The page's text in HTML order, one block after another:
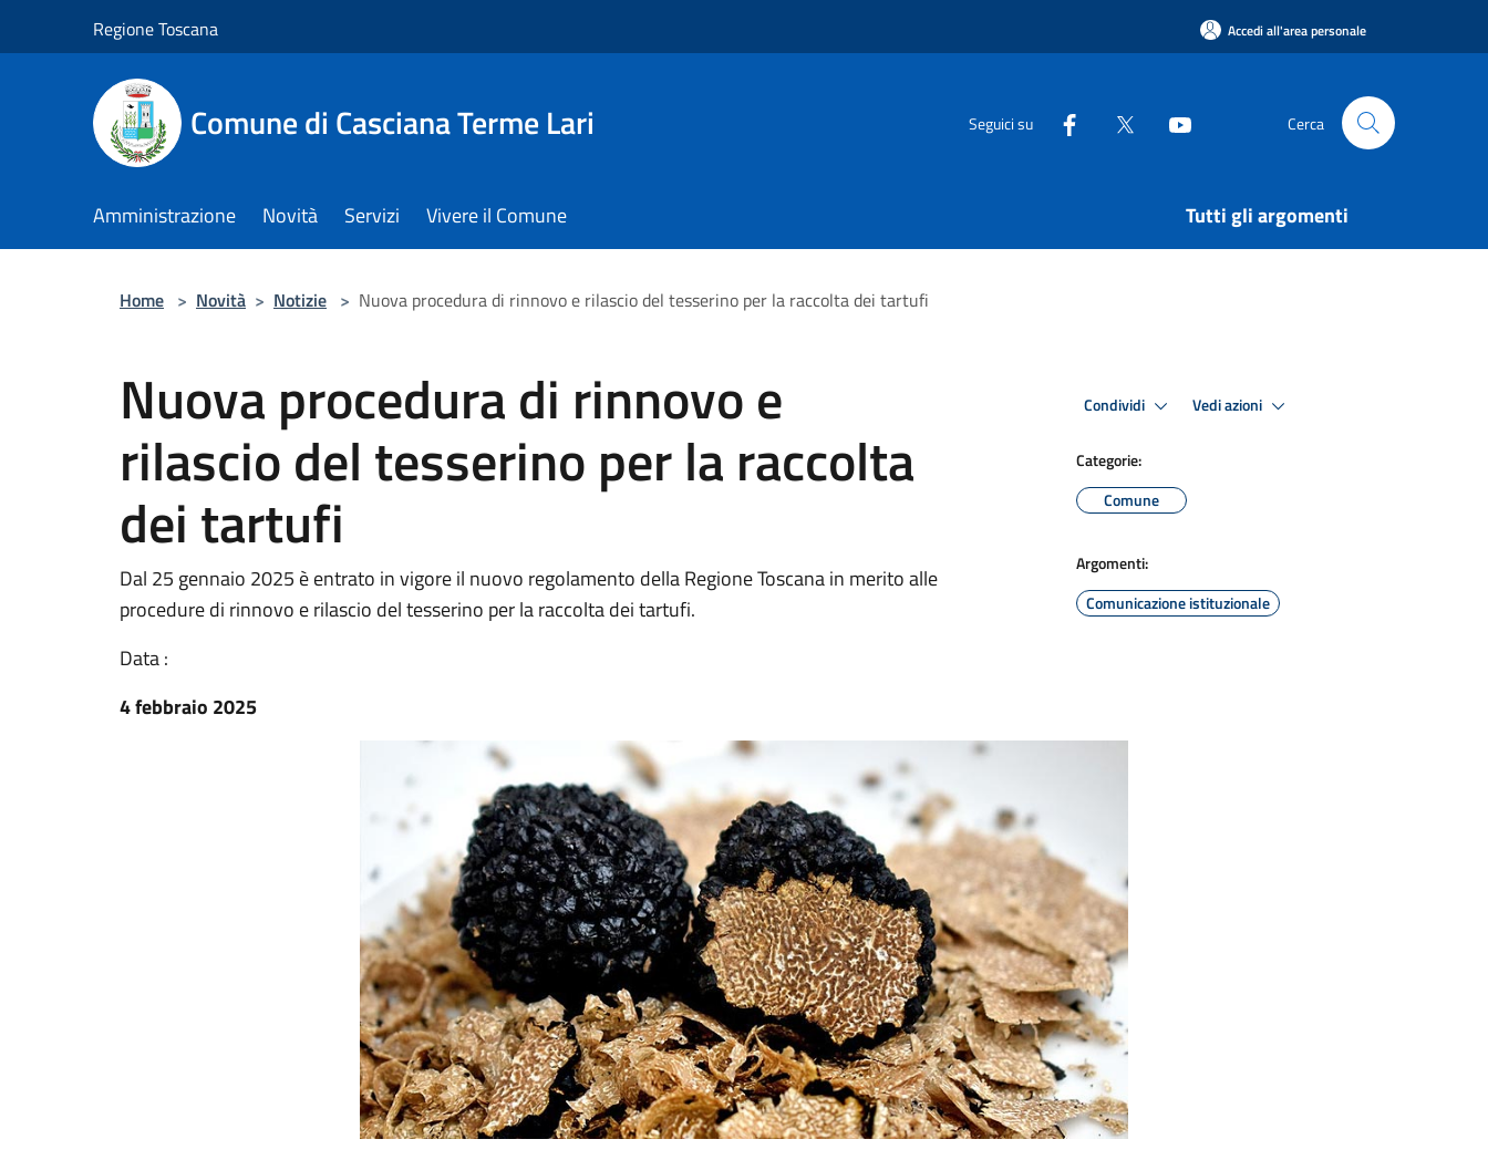
Regione Toscana Accedi all'area personale
Comune di Casciana Terme Lari Seguici su Cerca
Amministrazione Novità Servizi Vivere il Comune Tutti gli argomenti
Home > Novità > Notizie > Nuova procedura di rinnovo e rilascio del tesserino per la raccolta dei tartufi
Nuova procedura di rinnovo e
rilascio del tesserino per la raccolta
dei tartufi
Dal 25 gennaio 2025 è entrato in vigore il nuovo regolamento della Regione Toscana in merito alle
procedure di rinnovo e rilascio del tesserino per la raccolta dei tartufi.
Data :
4 febbraio 2025
Condividi Vedi azioni
Categorie:
Comune
Argomenti:
Comunicazione istituzionale